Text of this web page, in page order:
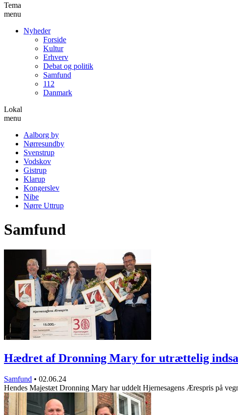
Tema
menu
Nyheder
Forside
Kultur
Erhverv
Debat og politik
Samfund
112
Danmark
Lokal
menu
Aalborg by
Nørresundby
Svenstrup
Vodskov
Gistrup
Klarup
Kongerslev
Nibe
Nørre Uttrup
Samfund
Hædret af Dronning Mary for utrættelig
Samfund • 02.06.24
Hendes Majestæt Dronning Mary har uddelt Hjernesagens Ærespris på